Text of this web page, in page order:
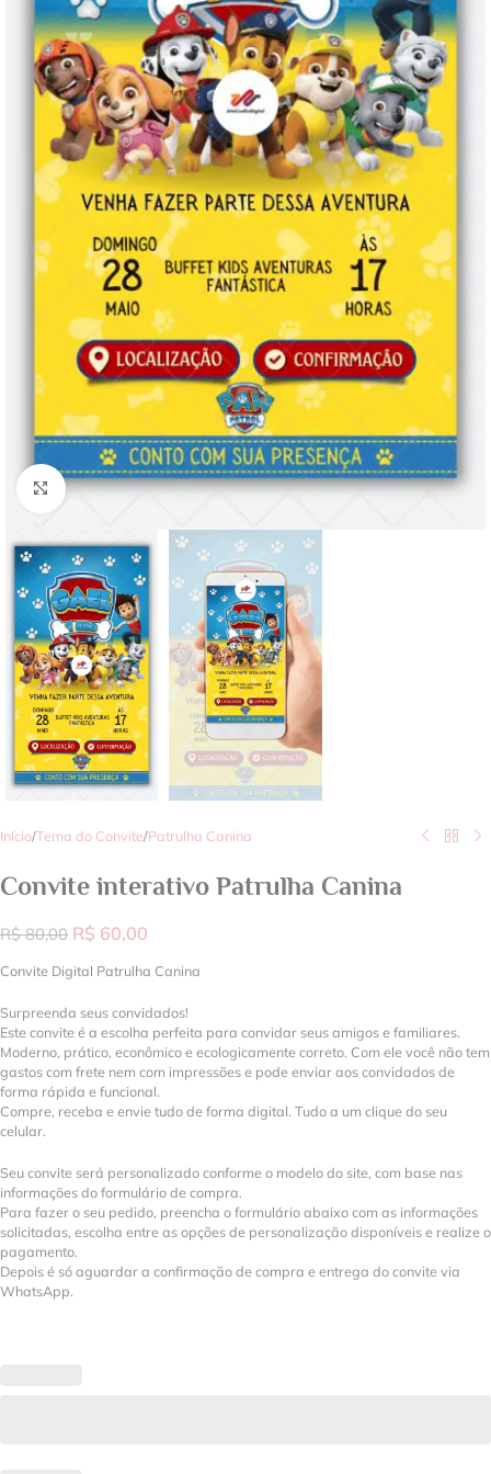
Clique para ampliar
Início/Tema do Convite/Patrulha Canina
Convite interativo Patrulha Canina
R$80,00 R$ 60,00
Convite Digital Patrulha Canina
Surpreenda seus convidados!
Este convite é a escolha perfeita para convidar seus amigos e familiares.
Moderno, prático, econômico e ecologicamente correto. Com ele você não tem
gastos com frete nem com impressões e pode enviar aos convidados de
forma rápida e funcional.
Compre, receba e envie tudo de forma digital. Tudo a um clique do seu
celular.
Seu convite será personalizado conforme o modelo do site, com base nas
informações do formulário de compra.
Para fazer o seu pedido, preencha o formulário abaixo com as informações
solicitadas, escolha entre as opções de personalização disponíveis e realize o
pagamento.
Depois é só aguardar a confirmação de compra e entrega do convite via
WhatsApp.